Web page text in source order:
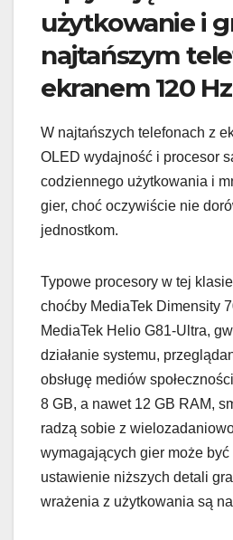
użytkowanie i
najtańszym
ekranem 120
W najtańszych telefonach z
OLED wydajność i procesor
codziennego użytkowania i
gier, choć oczywiście nie
jednostkom.
Typowe procesory w tej
choćby MediaTek Dimensity
MediaTek Helio G81-Ultra,
działanie systemu,
obsługę mediów
8 GB, a nawet 12 GB RAM,
radzą sobie z
wymagających gier może
ustawienie niższych detali
wrażenia z użytkowania są